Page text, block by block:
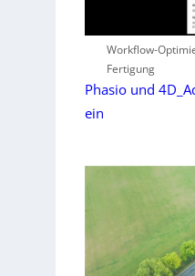
Workflow-
Fertigung
Phasio und
ein